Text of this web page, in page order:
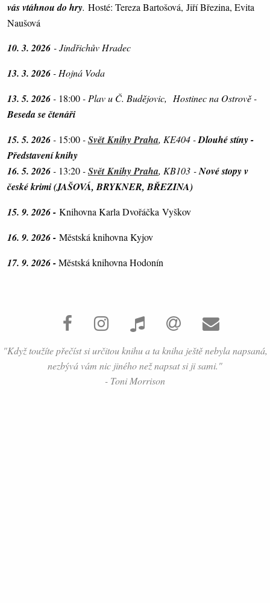
vás vtáhnou do hry. Hosté: Tereza Bartošová, Jiří Březina, Evita
Naušová
10. 3. 2026 - Jindřichův Hradec
13. 3. 2026- Hojná Voda
13. 5. 2026- 18:00- Plav u Č. Budějovic, Hostinec na Ostrově -
Beseda se čtenáři
15. 5. 2026- 15:00-Svět Knihy Praha, KE404 -Dlouhé stíny -
Představení knihy
16. 5. 2026- 13:20-Svět Knihy Praha, KB103 -Nové stopy v
české krimi (JAŠOVÁ, BRYKNER, BŘEZINA)
15. 9. 2026 - Knihovna Karla Dvořáčka Vyškov
16. 9. 2026 - Městská knihovna Kyjov
17. 9. 2026 -Městská knihovna Hodonín
"Když toužíte přečíst si určitou knihu a ta kniha ještě nebyla napsaná,
nezbývá vám nic jiného než napsat si ji sami."
- Toni Morrison